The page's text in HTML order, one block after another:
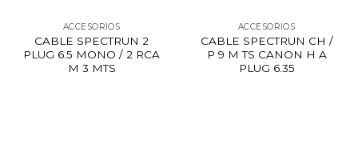
ACCESORIOS
CABLE SPECTRUN 2
PLUG 6.5 MONO / 2 RCA
M 3 MTS
ACCESORIOS
CABLE SPECTRUN CH /
P 9 M TS CANON H A
PLUG 6.35